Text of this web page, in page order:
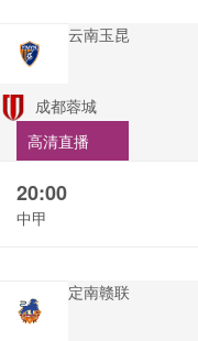
云南玉昆
成都蓉城
高清直播
20:00
中甲
定南赣联